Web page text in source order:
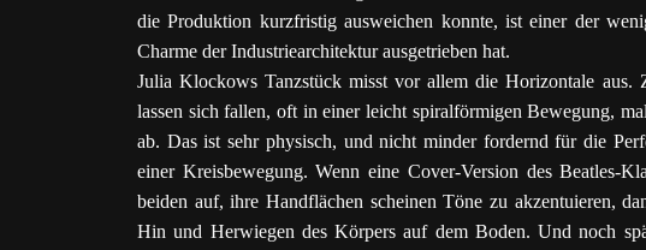
die Produktion kurzfristig ausweichen konnte, ist einer der
Charme der Industriearchitektur ausgetrieben hat.
Julia Klockows Tanzstück misst vor allem die Horizontale aus.
lassen sich fallen, oft in einer leicht spiralförmigen Bewegung,
ab. Das ist sehr physisch, und nicht minder fordernd für die
einer Kreisbewegung. Wenn eine Cover-Version des Beatles-
beiden auf, ihre Handflächen scheinen Töne zu akzentuieren,
Hin und Herwiegen des Körpers auf dem Boden. Und noch